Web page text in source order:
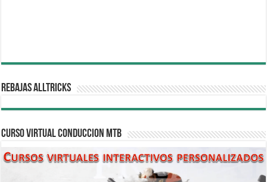
REBAJAS ALLTRICKS
CURSO VIRTUAL CONDUCCION MTB